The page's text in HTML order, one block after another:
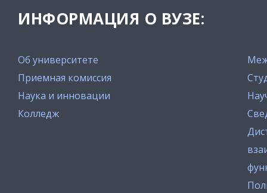
ИНФОРМАЦИЯ О ВУЗЕ:
Об университете
Приемная комиссия
Наука и инновации
Колледж